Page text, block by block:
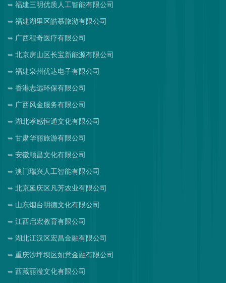
福建三明优质人工智能有限公司
福建湖里区皓慕旅游有限公司
广西程奇医疗有限公司
北京房山区长宝新能源有限公司
福建泉州优达电子有限公司
香港志远环保有限公司
广西风金服务有限公司
湖北孝感恒通文化有限公司
甘肃华丽旅游有限公司
安徽顺昌文化有限公司
澳门瑞兴人工智能有限公司
北京延庆区凡芳农业有限公司
山东烟台明德文化有限公司
江西启宏教育有限公司
湖北江汉区宏昌金融有限公司
重庆沙坪坝区如意金融有限公司
西藏丽滢文化有限公司